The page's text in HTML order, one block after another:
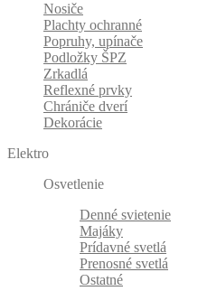
Nosiče
Plachty ochranné
Popruhy, upínače
Podložky ŠPZ
Zrkadlá
Reflexné prvky
Chrániče dverí
Dekorácie
Elektro
Osvetlenie
Denné svietenie
Majáky
Prídavné svetlá
Prenosné svetlá
Ostatné